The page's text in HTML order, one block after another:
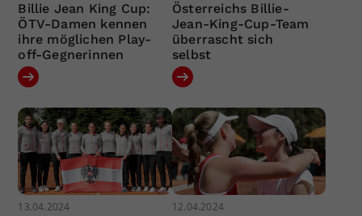
Billie Jean King Cup:
ÖTV-Damen kennen
ihre möglichen Play-
off-Gegnerinnen
Österreichs Billie-
Jean-King-Cup-Team
überrascht sich
selbst
13.04.2024 12.04.2024